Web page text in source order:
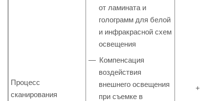
Процесс
сканирования
от ламината и
голограмм для белой
и инфракрасной схем
освещения
Компенсация
воздействия
внешнего освещения
при съемке в
+